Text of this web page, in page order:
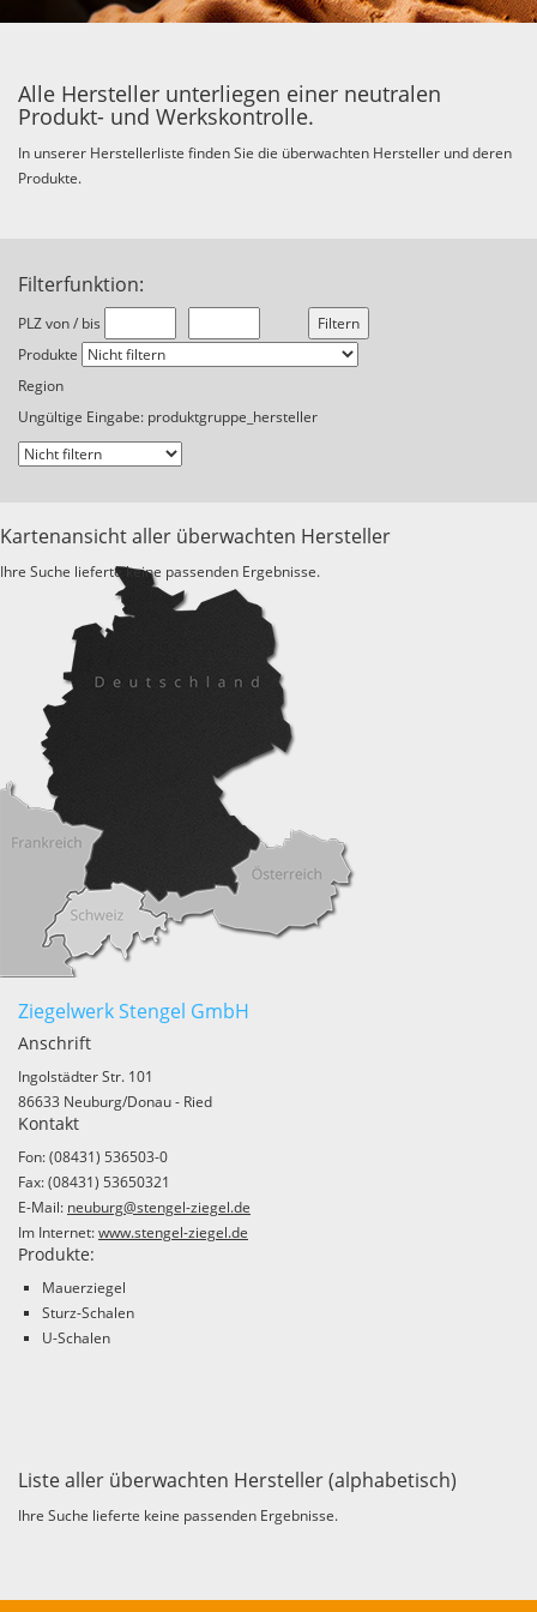
Alle Hersteller unterliegen einer neutralen
Produkt- und Werkskontrolle.
In unserer Herstellerliste finden Sie die überwachten Hersteller und deren
Produkte.
Filterfunktion:
PLZ von / bis
Produkte
Region
Ungültige Eingabe: produktgruppe_hersteller
Kartenansicht aller überwachten Hersteller
Ihre Suche lieferte keine passenden Ergebnisse.
Ziegelwerk Stengel GmbH
Anschrift
Ingolstädter Str. 101
86633 Neuburg/Donau - Ried
Kontakt
Fon: (08431) 536503-0
Fax: (08431) 53650321
E-Mail: neuburg@stengel-ziegel.de
Im Internet:www.stengel-ziegel.de
Produkte:
Mauerziegel
Sturz-Schalen
U-Schalen
Liste aller überwachten Hersteller (alphabetisch)
Ihre Suche lieferte keine passenden Ergebnisse.